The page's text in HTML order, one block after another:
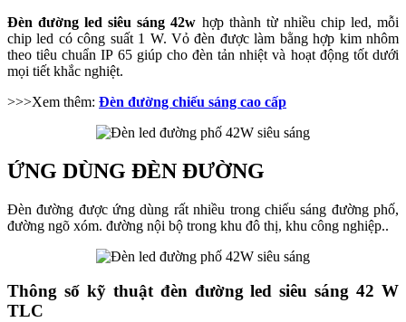
Đèn đường led siêu sáng 42w hợp thành từ nhiều chip led, mỗi
chip led có công suất 1 W. Vỏ đèn được làm bằng hợp kim nhôm
theo tiêu chuẩn IP 65 giúp cho đèn tản nhiệt và hoạt động tốt dưới
mọi tiết khắc nghiệt.
>>>Xem thêm: Đèn đường chiếu sáng cao cấp
ỨNG DÙNG ĐÈN ĐƯỜNG
Đèn đường được ứng dùng rất nhiều trong chiếu sáng đường phố,
đường ngõ xóm. đường nội bộ trong khu đô thị, khu công nghiệp..
Thông số kỹ thuật đèn đường led siêu sáng 42 W
TLC